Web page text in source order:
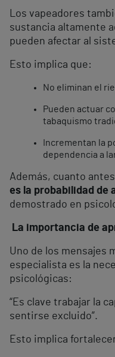
Los vapeadores
sustancia altamente
pueden afectar al
Esto implica que:
No eliminan el
Pueden actuar
tabaquismo
Incrementan la
dependencia a
Además, cuanto
es la probabilidad de
demostrado en
La importancia de
Uno de los mensajes
especialista es la
psicológicas:
“Es clave trabajar la
sentirse excluido”.
Esto implica